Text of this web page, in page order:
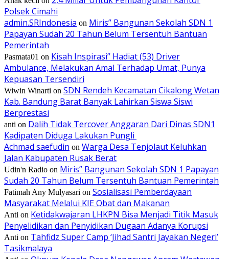
Polsek Cimahi
admin.SRIndonesia on Miris” Bangunan Sekolah SDN 1
Papayan Sudah 20 Tahun Belum Tersentuh Bantuan
Pemerintah
Pasmata01 on Kisah Inspirasi” Hadiat (53) Driver
Ambulance, Melakukan Amal Terhadap Umat, Punya
Kepuasan Tersendiri
Wiwin Winarti on SDN Rendeh Kecamatan Cikalong Wetan
Kab. Bandung Barat Banyak Lahirkan Siswa Siswi
Berprestasi
anti on Dalih Tidak Tercover Anggaran Dari Dinas SDN1
Kadipaten Diduga Lakukan Pungli
Achmad saefudin on Warga Desa Tenjolaut Keluhkan
Jalan Kabupaten Rusak Berat
Udin'n Radio on Miris” Bangunan Sekolah SDN 1 Papayan
Sudah 20 Tahun Belum Tersentuh Bantuan Pemerintah
Fatimah Any Mulyasari on Sosialisasi Pemberdayaan
Masyarakat Melalui KIE Obat dan Makanan
Anti on Ketidakwajaran LHKPN Bisa Menjadi Titik Masuk
Penyelidikan dan Penyidikan Dugaan Adanya Korupsi
Anti on Tahfidz Super Camp ‘Jihad Santri Jayakan Negeri’
Tasikmalaya